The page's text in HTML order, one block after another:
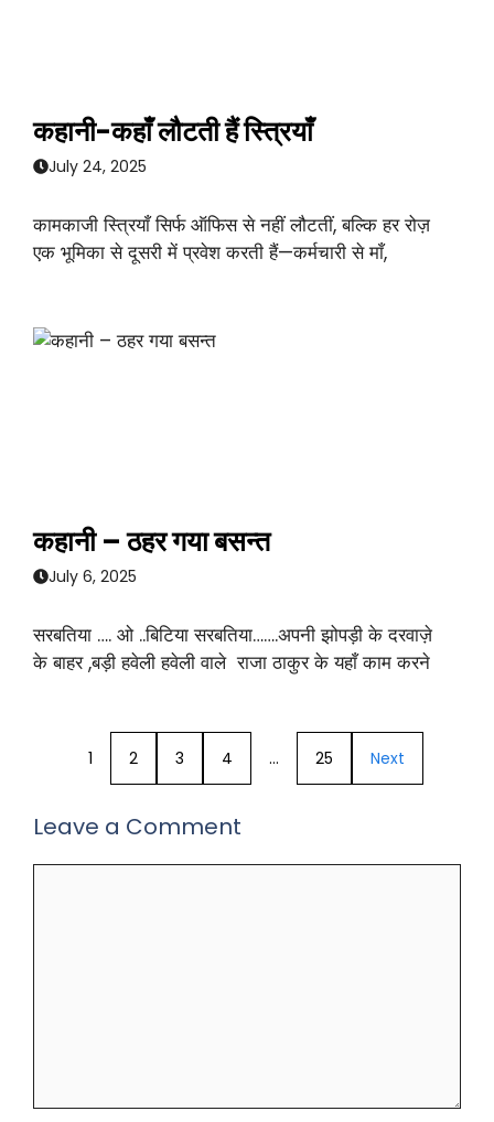
कहानी-कहाँ लौटती हैं स्त्रियाँ
July 24, 2025
कामकाजी स्त्रियाँ सिर्फ ऑफिस से नहीं लौटतीं, बल्कि हर रोज़
एक भूमिका से दूसरी में प्रवेश करती हैं—कर्मचारी से माँ,
कहानी – ठहर गया बसन्त
July 6, 2025
सरबतिया …. ओ ..बिटिया सरबतिया…….अपनी झोपड़ी के दरवाज़े
के बाहर ,बड़ी हवेली हवेली वाले राजा ठाकुर के यहाँ काम करने
1 2 3 4 … 25 Next
Leave a Comment